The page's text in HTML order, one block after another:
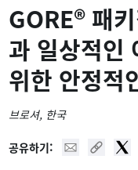
GORE® 패
과 일상적인
위한 안정적
브로셔, 한국
공유하기: Mail